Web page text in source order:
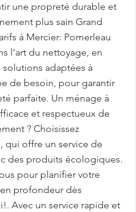
une propreté durable et
plus sain Grand
à Mercier: Pomerleau
l'art du nettoyage, en
adaptées à
de besoin, pour garantir
parfaite. Un ménage à
et respectueux de
? Choisissez
qui offre un service de
des produits écologiques.
pour planifier votre
profondeur dès
Avec un service rapide et